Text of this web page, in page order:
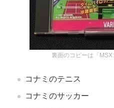
裏面のコピーは「MSX
コナミのテニス
コナミのサッカー